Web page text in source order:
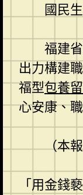
國民
福建
出力構建
福型包養
心安康、
（本
「用金錢